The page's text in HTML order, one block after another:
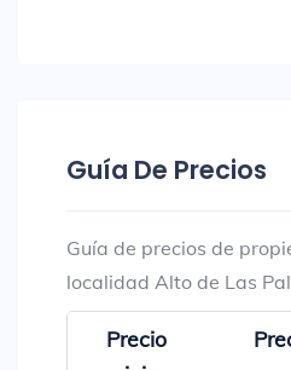
Guía De Precios
Guía de precios de
localidad Alto de Las
Precio